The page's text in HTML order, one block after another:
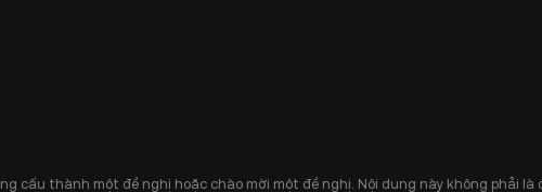
cấu thành một đề nghị hoặc chào mời một đề nghị. Nội dung này không phải là